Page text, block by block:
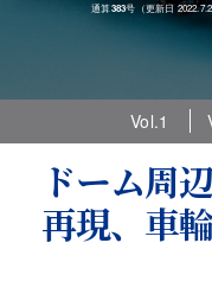
通算383号（更新日
Vol.1
ドーム周
再現、車